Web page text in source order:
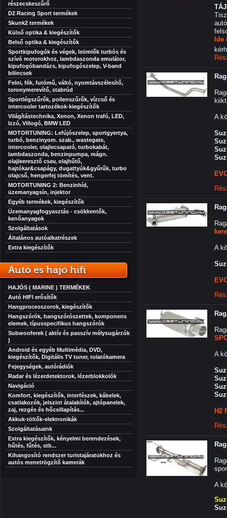
részecskeszűrő
D2 Racing Sport termékek
Skunk2 termékek
Külső optika & kiegészítők
Belső optika & kiegészítők
Sportkipufogók és végek, leömlők turbós és
szívó motorokhoz, lambdaszonda emulátor,
kipufogóbandázs, kipufogószelep, V-band
bilincsek
Felni, fék, futómű, váltó, nyomtávszélesítő,
toronymerevítő, stabrúd
Sportlégszűrők, pollenszűrők, vízcső és
intercooler tartozékok-kiegészítők
Világítástechnika, Xenon, Xenon trafó, LED,
Izzó, Villogó, BMW LED
MOTORTUNING: Lefújószelep, sportgyertya,
turbó, benzinyom. szab., wastegate,
intercooler, olajlecsapató, turbokabát,
lambdaszonda, benzinpumpa, mágn.
olajleeresztő csav, olajhűtő,
hajtókar&csapágy, dugattyúk&gyűrűk, turbo
olajcső, hengerfej tömítés, vent.
MOTORTUNING 2: Benzinhíd,
üzemanyagsín, injektor
Egyéb termékek, kiegészítők
Üzemanyagfogyasztás - csökkentők,
kenőanyagok
Szolgáltatások
Általános autóalkatrészek
Extra kiegészítők
Autó és hajó hifi
HAJÓS ( MARINE ) TERMÉKEK
Autó HIFI erősítők
Hangprocesszorok, kiegészítők
Hangszórók, hangszórószettek, komponens
elemek, típusspecifikus hangszórók
Subwooferek ( aktív és passzív mélysugárzók
)
Android és egyéb Multimédia, DVD,
kiegészítők, Digitális TV tuner, tolatókamera
Fejegységek, autórádiók
Radar és lézerdetektorok, lézerblokkolók
Navigáció
Komfort, kiegészítők, interfészek, kábelek,
csatlakozók, jelszint átalakítók, ajtópanelek,
zaj, rezgés és hőcsillapítás...
Akkuk-töltők-elektronikák
Szolgáltatásaink
Extra kiegészítők, kényelmi berendezések,
hűtés, fűtés, stb...
Kihangosító rendszer turistajáratokhoz és
autós menetrögzítő kamerák
A
A
A
H2
A